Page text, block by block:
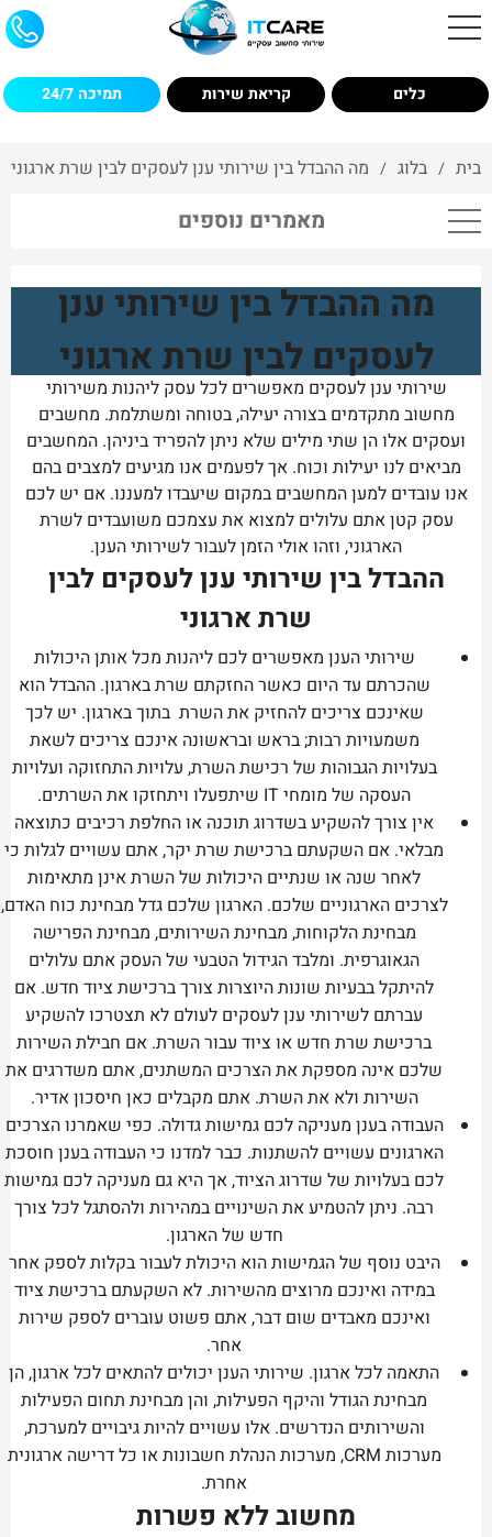
כלים קריאת שירות תמיכה 24/7
בית / בלוג / מה ההבדל בין שירותי ענן לעסקים לבין שרת ארגוני
מאמרים נוספים
מה ההבדל בין שירותי ענן
לעסקים לבין שרת ארגוני
שירותי ענן לעסקים מאפשרים לכל עסק ליהנות משירותי
מחשוב מתקדמים בצורה יעילה, בטוחה ומשתלמת. מחשבים
ועסקים אלו הן שתי מילים שלא ניתן להפריד ביניהן. המחשבים
מביאים לנו יעילות וכוח. אך לפעמים אנו מגיעים למצבים בהם
אנו עובדים למען המחשבים במקום שיעבדו למעננו. אם יש לכם
עסק קטן אתם עלולים למצוא את עצמכם משועבדים לשרת
הארגוני, וזהו אולי הזמן לעבור לשירותי הענן.
ההבדל בין שירותי ענן לעסקים לבין
שרת ארגוני
שירותי הענן מאפשרים לכם ליהנות מכל אותן היכולות
שהכרתם עד היום כאשר החזקתם שרת בארגון. ההבדל הוא
שאינכם צריכים להחזיק את השרת בתוך בארגון. יש לכך
משמעויות רבות; בראש ובראשונה אינכם צריכים לשאת
בעלויות הגבוהות של רכישת השרת, עלויות התחזוקה ועלויות
העסקה של מומחי IT שיתפעלו ויתחזקו את השרתים.
אין צורך להשקיע בשדרוג תוכנה או החלפת רכיבים כתוצאה
מבלאי. אם השקעתם ברכישת שרת יקר, אתם עשויים לגלות כי
לאחר שנה או שנתיים היכולות של השרת אינן מתאימות
לצרכים הארגוניים שלכם. הארגון שלכם גדל מבחינת כוח האדם,
מבחינת הלקוחות, מבחינת השירותים, מבחינת הפרישה
הגאוגרפית. ומלבד הגידול הטבעי של העסק אתם עלולים
להיתקל בבעיות שונות היוצרות צורך ברכישת ציוד חדש. אם
עברתם לשירותי ענן לעסקים לעולם לא תצטרכו להשקיע
ברכישת שרת חדש או ציוד עבור השרת. אם חבילת השירות
שלכם אינה מספקת את הצרכים המשתנים, אתם משדרגים את
השירות ולא את השרת. אתם מקבלים כאן חיסכון אדיר.
העבודה בענן מעניקה לכם גמישות גדולה. כפי שאמרנו הצרכים
הארגונים עשויים להשתנות. כבר למדנו כי העבודה בענן חוסכת
לכם בעלויות של שדרוג הציוד, אך היא גם מעניקה לכם גמישות
רבה. ניתן להטמיע את השינויים במהירות ולהסתגל לכל צורך
חדש של הארגון.
היבט נוסף של הגמישות הוא היכולת לעבור בקלות לספק אחר
במידה ואינכם מרוצים מהשירות. לא השקעתם ברכישת ציוד
ואינכם מאבדים שום דבר, אתם פשוט עוברים לספק שירות
אחר.
התאמה לכל ארגון. שירותי הענן יכולים להתאים לכל ארגון, הן
מבחינת הגודל והיקף הפעילות, והן מבחינת תחום הפעילות
והשירותים הנדרשים. אלו עשויים להיות גיבויים למערכת,
מערכות CRM, מערכות הנהלת חשבונות או כל דרישה ארגונית
אחרת.
מחשוב ללא פשרות